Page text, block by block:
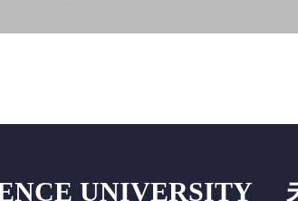
UNIVERSITY